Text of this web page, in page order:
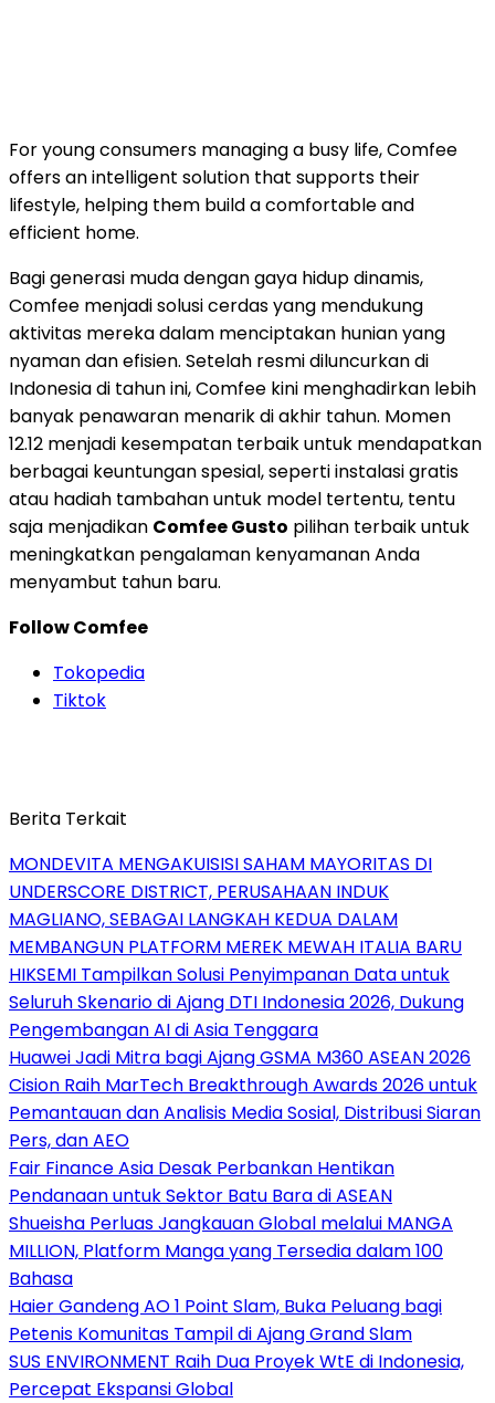
For young consumers managing a busy life, Comfee
offers an intelligent solution that supports their
lifestyle, helping them build a comfortable and
efficient home.
Bagi generasi muda dengan gaya hidup dinamis,
Comfee menjadi solusi cerdas yang mendukung
aktivitas mereka dalam menciptakan hunian yang
nyaman dan efisien. Setelah resmi diluncurkan di
Indonesiadi tahun ini, Comfee kini menghadirkan lebih
banyak penawaran menarik di akhir tahun. Momen
12.12 menjadi kesempatan terbaik untuk mendapatkan
berbagai keuntungan spesial, seperti instalasi gratis
atau hadiah tambahan untuk model tertentu, tentu
saja menjadikan Comfee Gusto pilihan terbaik untuk
meningkatkan pengalaman kenyamanan Anda
menyambut tahun baru.
Follow Comfee
Tokopedia
Tiktok
Berita Terkait
MONDEVITA MENGAKUISISI SAHAM MAYORITAS DI
UNDERSCORE DISTRICT, PERUSAHAAN INDUK
MAGLIANO, SEBAGAI LANGKAH KEDUA DALAM
MEMBANGUN PLATFORM MEREK MEWAH ITALIA BARU
HIKSEMI Tampilkan Solusi Penyimpanan Data untuk
Seluruh Skenario di Ajang DTI Indonesia 2026, Dukung
Pengembangan AI di Asia Tenggara
Huawei Jadi Mitra bagi Ajang GSMA M360 ASEAN 2026
Cision Raih MarTech Breakthrough Awards 2026 untuk
Pemantauan dan Analisis Media Sosial, Distribusi Siaran
Pers, dan AEO
Fair Finance Asia Desak Perbankan Hentikan
Pendanaan untuk Sektor Batu Bara di ASEAN
Shueisha Perluas Jangkauan Global melalui MANGA
MILLION, Platform Manga yang Tersedia dalam 100
Bahasa
Haier Gandeng AO 1 Point Slam, Buka Peluang bagi
Petenis Komunitas Tampil di Ajang Grand Slam
SUS ENVIRONMENT Raih Dua Proyek WtE di Indonesia,
Percepat Ekspansi Global